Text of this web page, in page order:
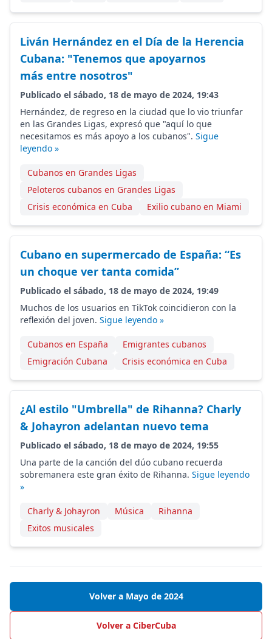
Liván Hernández en el Día de la Herencia
Cubana: "Tenemos que apoyarnos
más entre nosotros"
Publicado el sábado, 18 de mayo de 2024, 19:43
Hernández, de regreso en la ciudad que lo vio triunfar
en las Grandes Ligas, expresó que "aquí lo que
necesitamos es más apoyo a los cubanos". Sigue
leyendo »
Cubanos en Grandes Ligas
Peloteros cubanos en Grandes Ligas
Crisis económica en Cuba
Exilio cubano en Miami
Cubano en supermercado de España: “Es
un choque ver tanta comida”
Publicado el sábado, 18 de mayo de 2024, 19:49
Muchos de los usuarios en TikTok coincidieron con la
reflexión del joven. Sigue leyendo »
Cubanos en España
Emigrantes cubanos
Emigración Cubana
Crisis económica en Cuba
¿Al estilo "Umbrella" de Rihanna? Charly
& Johayron adelantan nuevo tema
Publicado el sábado, 18 de mayo de 2024, 19:55
Una parte de la canción del dúo cubano recuerda
sobremanera este gran éxito de Rihanna. Sigue leyendo
»
Charly & Johayron Música
Rihanna
Exitos musicales
Volver a Mayo de 2024
Volver a CiberCuba